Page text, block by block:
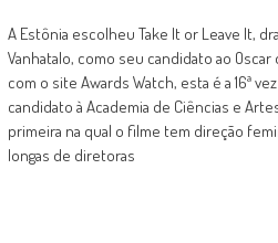
A Estônia escolheu Take It or Leave It,
Vanhatalo, como seu candidato ao
com o site Awards Watch, esta é a 16ª
candidato à Academia de Ciências e
primeira na qual o filme tem direção
longas de diretoras